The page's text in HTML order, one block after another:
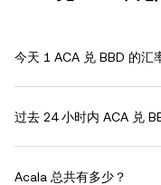
今天 1 ACA 兑 BBD 的汇
过去 24 小时内 ACA 兑
Acala 总共有多少？